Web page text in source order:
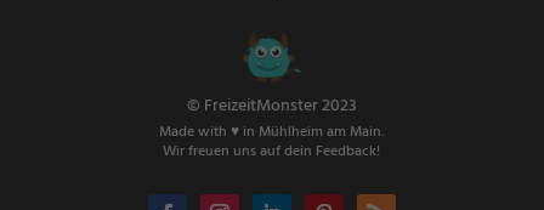
© FreizeitMonster 2023
Made with ♥ in Mühlheim am Main.
Wir freuen uns auf dein Feedback!